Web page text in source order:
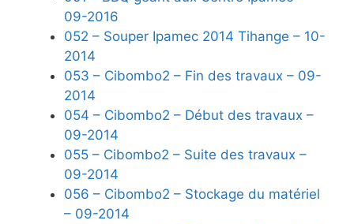
09-2016
052 – Souper Ipamec 2014 Tihange – 10-
2014
053 – Cibombo2 – Fin des travaux – 09-
2014
054 – Cibombo2 – Début des travaux –
09-2014
055 – Cibombo2 – Suite des travaux –
09-2014
056 – Cibombo2 – Stockage du matériel
– 09-2014